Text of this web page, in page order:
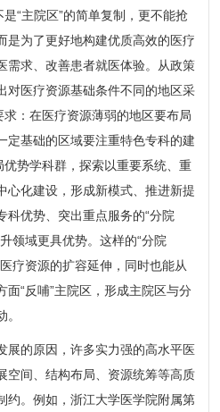
“主院区”的简单复制，更不能抢
是为了更好地构建优质高效的医疗
需求、改善患者就医体验。从政策
对医疗资源基础条件不同的地区采
求：在医疗资源薄弱的地区要布局
定基础的区域要注重特色专科的建
优势学科群，探索以重要系统、重
心化建设，形成新模式、推进新提
科优势、突出重点服务的“分院
领域更具优势。这样的“分院
疗资源的扩容延伸，同时也能从
“反哺”主院区，形成主院区与分
的原因，许多实力强的高水平医
空间、结构布局、资源统筹等高质
约。例如，浙江大学医学院附属第